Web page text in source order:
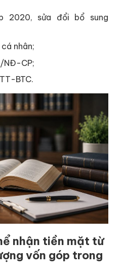
2020, sửa đổi bổ sung
nhân;
NĐ-CP;
BTC.
nhận tiền mặt từ
vốn góp trong